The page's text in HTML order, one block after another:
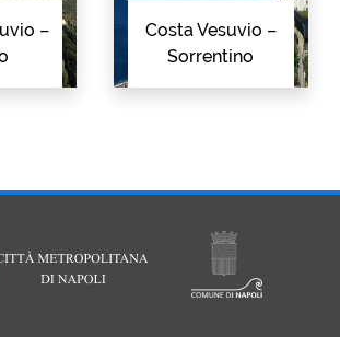
–
Costa Vesuvio –
Sorrentino